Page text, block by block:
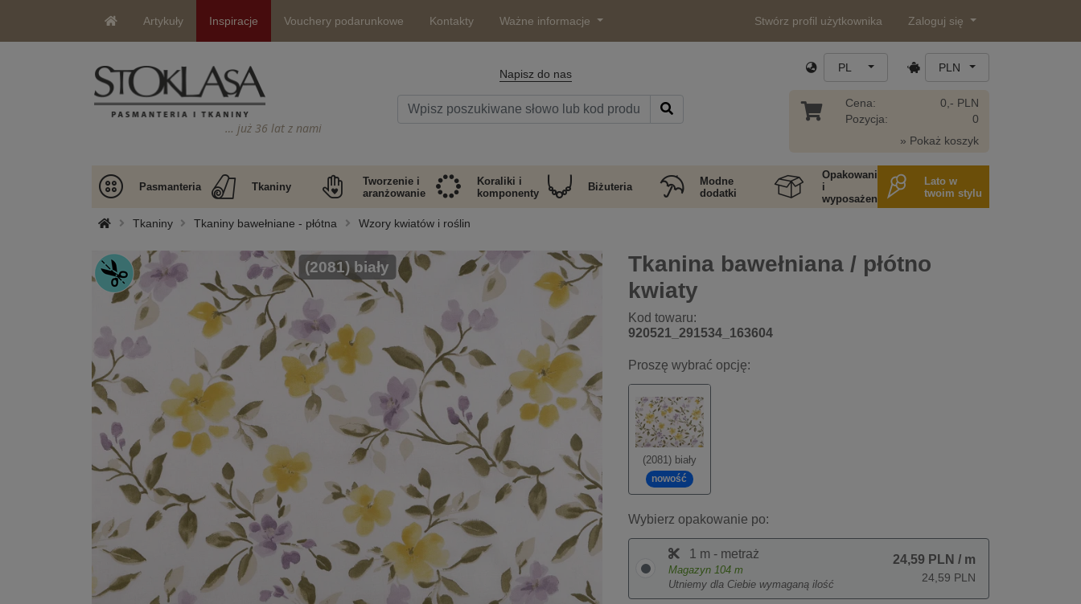
Artykuły Inspiracje Vouchery podarunkowe Kontakty Ważne informacje Stwórz profil użytkownika Zaloguj się
… już 36 lat z nami
Napisz do nas PL PLN
Cena:
Pozycja:
0,- PLN
0
» Pokaż koszyk
Pasmanteria Tkaniny
Tworzenie i
aranżowanie
Koraliki i
komponenty
Biżuteria
Modne
dodatki
Opakowania
i
wyposażenie
Lato w
twoim stylu
Tkaniny Tkaniny bawełniane - płótna Wzory kwiatów i roślin
Tkanina bawełniana / płótno
kwiaty
Kod towaru:
920521_291534_163604
(2081) biały
Proszę wybrać opcję:
(2081) biały
nowość
Wybierz opakowanie po:
1 m - metraż
Magazyn 104 m
Utniemy dla Ciebie wymaganą ilość
24,59 PLN / m
24,59 PLN